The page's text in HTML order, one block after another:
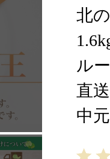
北
ル
直
中